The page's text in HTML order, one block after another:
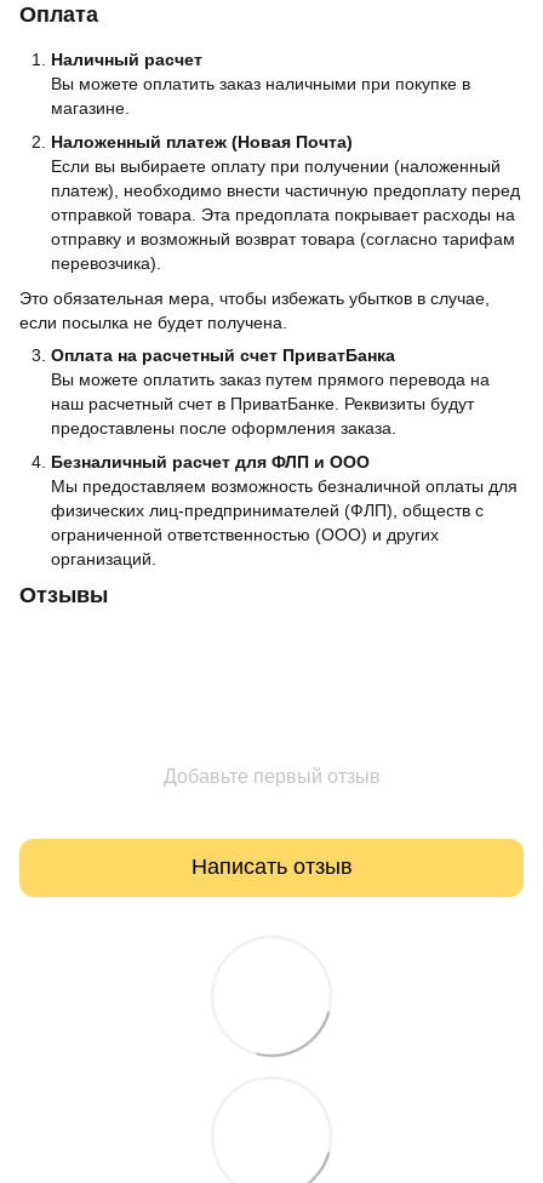
Оплата
Наличный расчет
Вы можете оплатить заказ наличными при покупке в
магазине.
Наложенный платеж (Новая Почта)
Если вы выбираете оплату при получении (наложенный
платеж), необходимо внести частичную предоплату перед
отправкой товара. Эта предоплата покрывает расходы на
отправку и возможный возврат товара (согласно тарифам
перевозчика).
Это обязательная мера, чтобы избежать убытков в случае,
если посылка не будет получена.
Оплата на расчетный счет ПриватБанка
Вы можете оплатить заказ путем прямого перевода на
наш расчетный счет в ПриватБанке. Реквизиты будут
предоставлены после оформления заказа.
Безналичный расчет для ФЛП и ООО
Мы предоставляем возможность безналичной оплаты для
физических лиц-предпринимателей (ФЛП), обществ с
ограниченной ответственностью (ООО) и других
организаций.
Отзывы
Добавьте первый отзыв
Написать отзыв